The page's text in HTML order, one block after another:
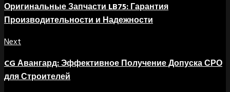
Оригинальные Запчасти LB75: Гарантия
Производительности и Надежности
Next
CG Авангард: Эффективное Получение Допуска СРО
для Строителей